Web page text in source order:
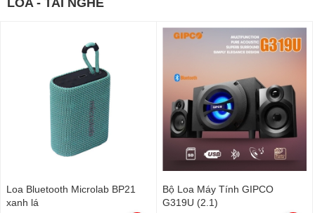
Loa Bluetooth Microlab BP21
xanh lá
Bộ Loa Máy Tính GIPCO
G319U (2.1)